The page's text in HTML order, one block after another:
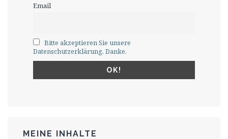
Email
Bitte akzeptieren Sie unsere
Datenschutzerklärung. Danke.
MEINE INHALTE